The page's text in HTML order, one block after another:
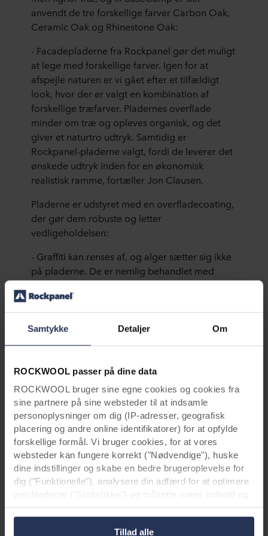
Samtykke Detaljer Om
ROCKWOOL passer på dine data
ROCKWOOL bruger sine egne cookies og cookies fra
sine partnere på sine websteder til at indsamle
personoplysninger om dig (IP-adresser, geografisk
placering og andre online identifikatorer) for at opfylde
forskellige formål. Vi bruger cookies, for at vores
websteder kan fungere korrekt ("Nødvendige"), huske
dine indstillinger og skabe en bedre brugeroplevelse for
dig ("Funktionelle"), analysere din adfærd for at optimere
annoncer på sociale medier og eksterne websteder
baseret på din adfærd på vores websteder
("Markedsføring"). Oplysninger om din brug af vores
Tillad alle
anvendt de tre forskellige farver Carbon Oak,
Ceramic Oak og Rhinestone Oak:
- Facadepladerne fra Rockpanel gør det muligt
at lege med forskellige farver. Igen for at
afspejle naturen er vi gået efter et tilfældigt
look, hvor der er valgt en kombination af
forskellige træfarver. Pladernes overflade
minder om træ og opleves organisk, og det
giver et naturtro udtryk. Samtidig er
Rockpanel-pladerne valgt, fordi de leverer det
ønskede udtryk inden for en økonomisk
realistisk ramme, fortæller Jon Clausen.
Pladerne er udstyret med en overfladecoating,
der gør dem robuste og letter
vedligeholdelsen:
- Graffiti kan renses af, og alger sætter sig ikke
på pladerne. De er nemlig behandlet med
ProtectPlus, som gør dem mere eller mindre
selvrensende, og det giver en nem
vedligeholdelse, fortæller Allan Lindboe,
Business Manager hos Rockpanel. Han
fortsætter:
- Samtidig er det en facadeplade med en høj
bæredygtighed, da grundmaterialet stenuld er
bæredygtigt fra naturens side, fordi det anses
som en uudtømmelig ressource. Desuden har
pladerne en lang levetid på minimum 50 år, og
det giver samlet set et materiale, der er helt
igennem bæredygtigt.